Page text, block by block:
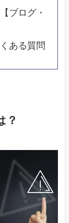
ブログ・
ある質問
？